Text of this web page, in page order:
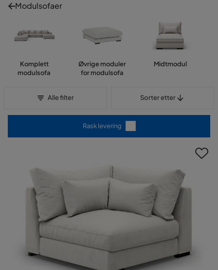
Modulsofaer
Komplett
modulsofa
Øvrige moduler
for modulsofa
Midtmodul
Alle filter Sorter etter
Rask levering